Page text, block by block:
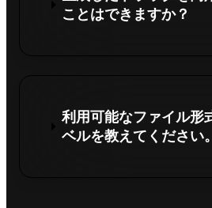
ことはできますか？
利用可能なファイル形
ベルを教えてください。